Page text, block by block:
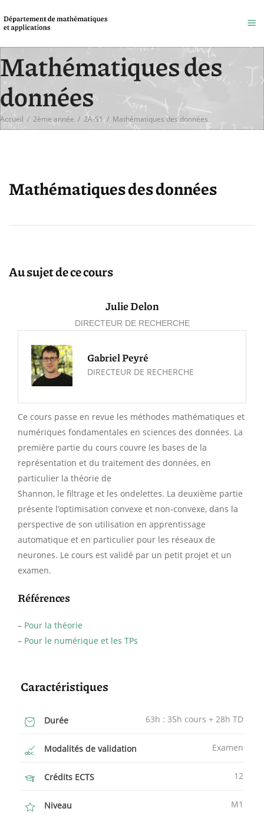
Mathématiques des
données
Accueil / 2ème année / 2A-S1 / Mathématiques des données
Mathématiques des données
Au sujet de ce cours
Julie Delon
DIRECTEUR DE RECHERCHE
Gabriel Peyré
DIRECTEUR DE RECHERCHE
Ce cours passe en revue les méthodes mathématiques et
numériques fondamentales en sciences des données. La
première partie du cours couvre les bases de la
représentation et du traitement des données, en
particulier la théorie de
Shannon, le filtrage et les ondelettes. La deuxième partie
présente l’optimisation convexe et non-convexe, dans la
perspective de son utilisation en apprentissage
automatique et en particulier pour les réseaux de
neurones. Le cours est validé par un petit projet et un
examen.
Références
– Pour la théorie
– Pour le numérique et les TPs
Caractéristiques
Durée 63h : 35h cours + 28h TD
Modalités de validation Examen
Crédits ECTS 12
Niveau M1